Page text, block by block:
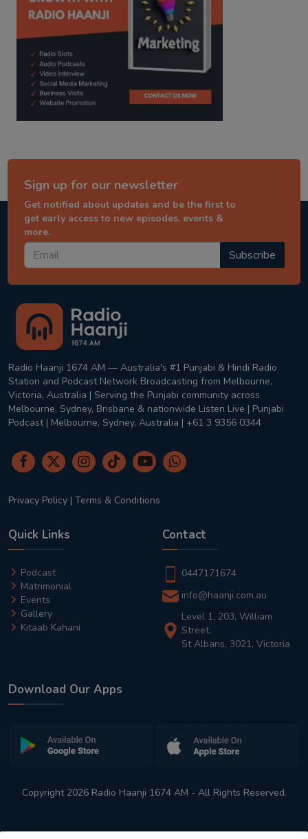
Sign up for our newsletter
Get notified about updates and be the first to
get early access to new episodes, events &
more.
Subscribe
Radio Haanji 1674 AM — Australia's #1 Punjabi & Hindi Radio
Station and Podcast Network Broadcasting from Melbourne,
Victoria, Australia | Serving the Punjabi community across
Melbourne, Sydney, Brisbane & nationwide Listen Live | Punjabi
Podcast | Melbourne, Sydney, Australia | +61 3 9356 0344
Privacy Policy | Terms & Conditions
Quick Links
Podcast
Matrimonial
Events
Gallery
Kitaab Kahani
Contact
0447171674
info@haanji.com.au
Level 1, 203, William
Street,
St Albans, 3021, Victoria
Download Our Apps
Copyright 2026 Radio Haanji 1674 AM - All Rights Reserved.